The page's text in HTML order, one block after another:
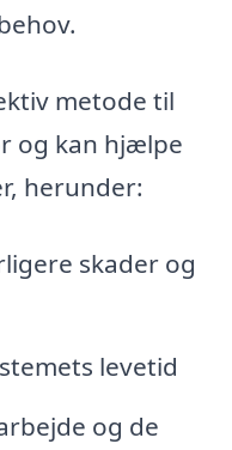
metode til
og kan hjælpe
herunder:
skader og
levetid
og de